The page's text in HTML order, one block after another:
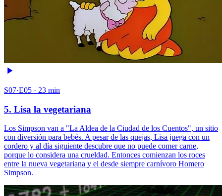
S07·E05 · 23 min
5. Lisa la vegetariana
Los Simpson van a "La Aldea de la Ciudad de los Cuentos", un sitio
con diversión para bebés. A pesar de las quejas, Lisa juega con un
cordero y al día siguiente descubre que no puede comer carne,
porque lo considera una crueldad. Entonces comienzan los roces
entre la nueva vegetariana y el desde siempre carnívoro Homero
Simpson.